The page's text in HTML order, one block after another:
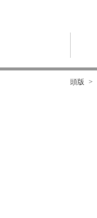
頭版